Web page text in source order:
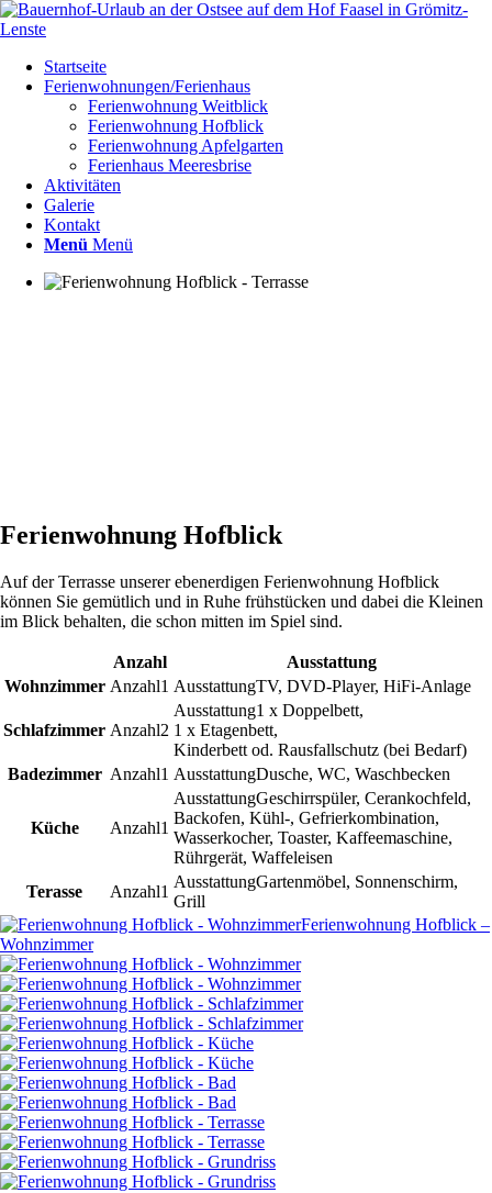
Startseite
Ferienwohnungen/Ferienhaus
Ferienwohnung Weitblick
Ferienwohnung Hofblick
Ferienwohnung Apfelgarten
Ferienhaus Meeresbrise
Aktivitäten
Galerie
Kontakt
Menü Menü
Ferienwohnung Hofblick
Auf der Terrasse unserer ebenerdigen Ferienwohnung Hofblick
können Sie gemütlich und in Ruhe frühstücken und dabei die Kleinen
im Blick behalten, die schon mitten im Spiel sind.
Anzahl
Ausstattung
Wohnzimmer
1 TV, DVD-Player, HiFi-Anlage
Schlafzimmer 2
1 x Doppelbett,
1 x Etagenbett,
Kinderbett od. Rausfallschutz (bei Bedarf)
Badezimmer
1 Dusche, WC, Waschbecken
Küche 1
Geschirrspüler, Cerankochfeld,
Backofen, Kühl-, Gefrierkombination,
Wasserkocher, Toaster, Kaffeemaschine,
Rührgerät, Waffeleisen
Terasse
1
Gartenmöbel, Sonnenschirm,
Grill
Ferienwohnung Hofblick –
Wohnzimmer